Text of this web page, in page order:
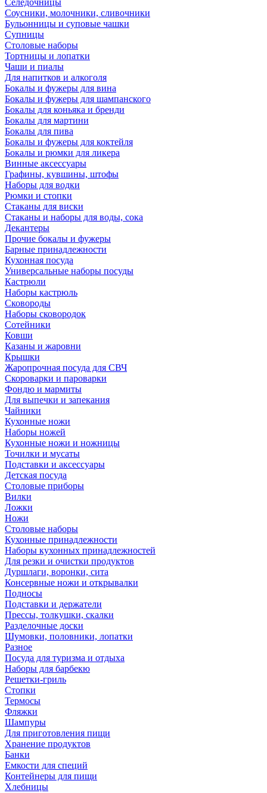
Селедочницы
Соусники, молочники, сливочники
Бульонницы и суповые чашки
Супницы
Столовые наборы
Тортницы и лопатки
Чаши и пиалы
Для напитков и алкоголя
Бокалы и фужеры для вина
Бокалы и фужеры для шампанского
Бокалы для коньяка и бренди
Бокалы для мартини
Бокалы для пива
Бокалы и фужеры для коктейля
Бокалы и рюмки для ликера
Винные аксессуары
Графины, кувшины, штофы
Наборы для водки
Рюмки и стопки
Стаканы для виски
Стаканы и наборы для воды, сока
Декантеры
Прочие бокалы и фужеры
Барные принадлежности
Кухонная посуда
Универсальные наборы посуды
Кастрюли
Наборы кастрюль
Сковороды
Наборы сковородок
Сотейники
Ковши
Казаны и жаровни
Крышки
Жаропрочная посуда для СВЧ
Скороварки и пароварки
Фондю и мармиты
Для выпечки и запекания
Чайники
Кухонные ножи
Наборы ножей
Кухонные ножи и ножницы
Точилки и мусаты
Подставки и аксессуары
Детская посуда
Столовые приборы
Вилки
Ложки
Ножи
Столовые наборы
Кухонные принадлежности
Наборы кухонных принадлежностей
Для резки и очистки продуктов
Дуршлаги, воронки, сита
Консервные ножи и открывалки
Подносы
Подставки и держатели
Прессы, толкушки, скалки
Разделочные доски
Шумовки, половники, лопатки
Разное
Посуда для туризма и отдыха
Наборы для барбекю
Решетки-гриль
Стопки
Термосы
Фляжки
Шампуры
Для приготовления пищи
Хранение продуктов
Банки
Емкости для специй
Контейнеры для пищи
Хлебницы